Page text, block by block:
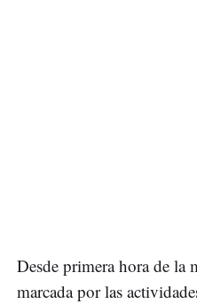
Desde primera hora de la
marcada por las